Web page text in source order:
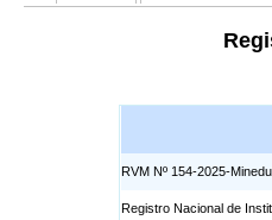
RVM Nº 154-2025-
Registro Nacional de